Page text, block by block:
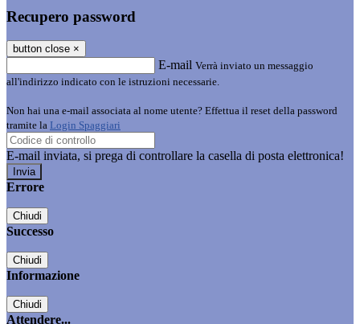
Recupero password
button close ×
E-mail Verrà inviato un messaggio
all'indirizzo indicato con le istruzioni necessarie.
Non hai una e-mail associata al nome utente? Effettua il reset della password
tramite la Login Spaggiari
E-mail inviata, si prega di controllare la casella di posta elettronica!
Errore
Chiudi
Successo
Chiudi
Informazione
Chiudi
Attendere...